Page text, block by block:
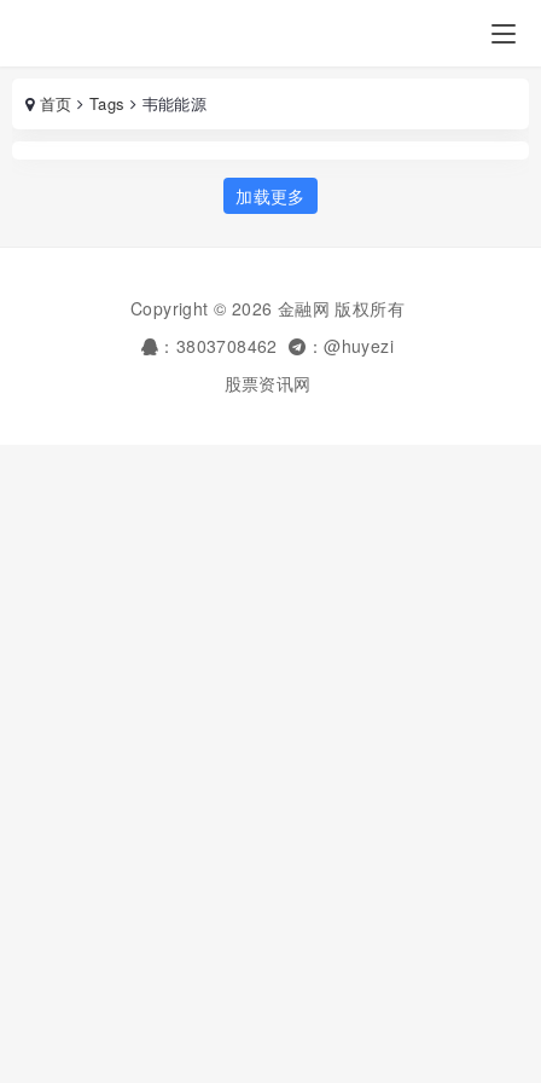
首页 Tags 韦能能源
加载更多
Copyright © 2026 金融网 版权所有
：3803708462
：@huyezi
股票资讯网